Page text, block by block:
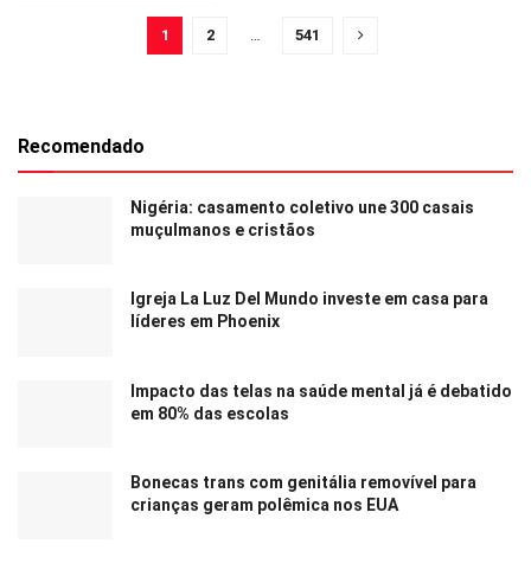
1 2 … 541
Recomendado
Nigéria: casamento coletivo une 300 casais
muçulmanos e cristãos
Igreja La Luz Del Mundo investe em casa para
líderes em Phoenix
Impacto das telas na saúde mental já é debatido
em 80% das escolas
Bonecas trans com genitália removível para
crianças geram polêmica nos EUA